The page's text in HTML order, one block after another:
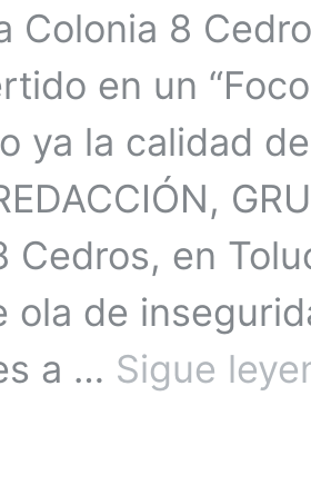
Colonia 8
en un
ya la calidad
Cedros, en
ola de
a … Sigue